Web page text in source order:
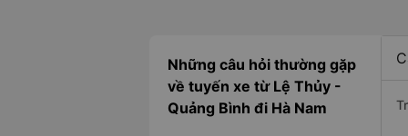
Những câu hỏi thường gặp
về tuyến xe từ Lệ Thủy -
Quảng Bình đi Hà Nam